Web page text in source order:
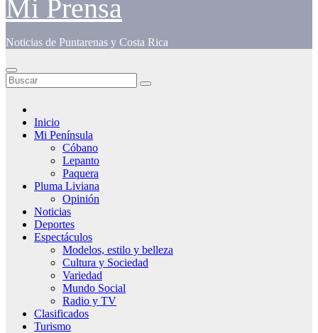
Mi Prensa
Noticias de Puntarenas y Costa Rica
Inicio
Mi Península
Cóbano
Lepanto
Paquera
Pluma Liviana
Opinión
Noticias
Deportes
Espectáculos
Modelos, estilo y belleza
Cultura y Sociedad
Variedad
Mundo Social
Radio y TV
Clasificados
Turismo